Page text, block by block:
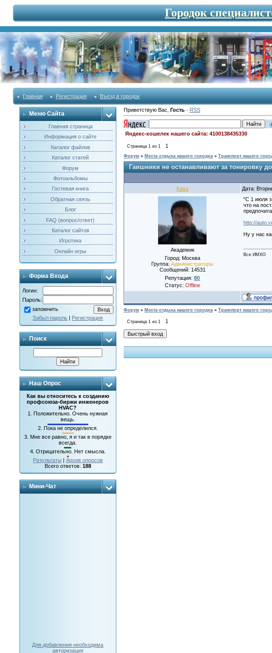
Городок
Главная Регистрация Въезд в городок
Меню Сайта
Главная страница
Информация о сайте
Каталог файлов
Каталог статей
Форум
Фотоальбомы
Гостевая книга
Обратная связь
Блог
FAQ (вопрос/ответ)
Каталог сайтов
Игротека
Онлайн игры
Форма Входа
Логин:
Пароль:
запомнить
Забыл пароль | Регистрация
Поиск
Наш Опрос
Как вы относитесь к созданию
профсоюза-биржи инженеров
HVAC?
1.Положительно. Очень нужная
вещь.
2. Пока не определился.
3. Мне все равно, я и так в порядке
всегда.
4. Отрицательно. Нет смысла.
Результаты | Архив опросов
Всего ответов: 188
Мини-Чат
Для добавления необходима
авторизация
Приветствую Вас Гость· RSS
Яндекс-кошелек нашего сайта: 4100138435330
Страница 1 из 1 1
Форум » Места отдыха нашего городка » Транспорт нашего
Гаишники не останавливают за тонировку
Kass Дата:
Академик
Город: Москва
Группа:Администраторы
Сообщений: 14531
Репутация:80
Статус: Offline
"С 1 июля
что на
http://
Ну у нас
Все ИМХО
Форум » Места отдыха нашего городка » Транспорт нашего
Страница 1 из 1
1